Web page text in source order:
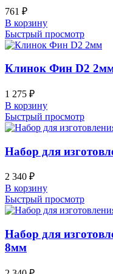
761 ₽
В корзину
Быстрый просмотр
Клинок Фин D2
1 275 ₽
В корзину
Быстрый просмотр
Набор для
2 340 ₽
В корзину
Быстрый просмотр
Набор для
8мм